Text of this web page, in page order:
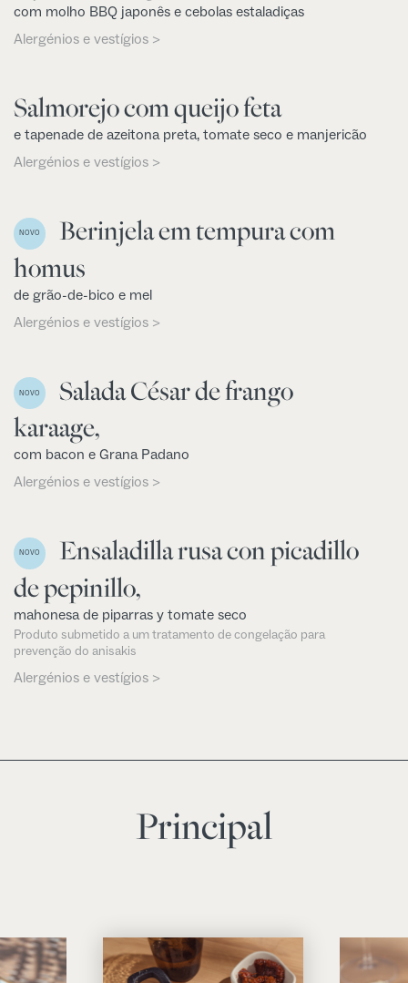
com molho BBQ japonês e cebolas estaladiças
Alergénios e vestígios >
Salmorejo com queijo feta
e tapenade de azeitona preta, tomate seco e manjericão
Alergénios e vestígios >
NOVO
Berinjela em tempura com
homus
de grão-de-bico e mel
Alergénios e vestígios >
NOVO
Salada César de frango
karaage,
com bacon e Grana Padano
Alergénios e vestígios >
NOVO
Ensaladilla rusa con picadillo
de pepinillo,
mahonesa de piparras y tomate seco
Produto submetido a um tratamento de congelação para
prevenção do anisakis
Alergénios e vestígios >
Principal